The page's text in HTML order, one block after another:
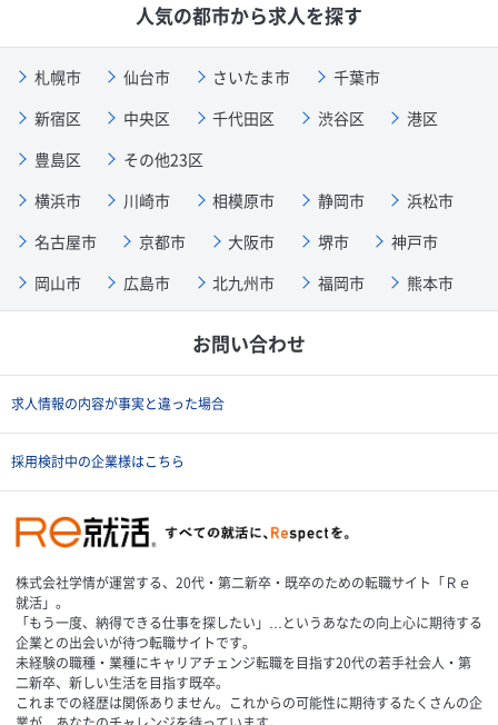
人気の都市から求人を探す
札幌市 仙台市 さいたま市
千葉市
新宿区
中央区 千代田区 渋谷区
港区
豊島区
その他23区
横浜市
川崎市 相模原市 静岡市
浜松市
名古屋市
京都市 大阪市 堺市
神戸市
岡山市
広島市 北九州市 福岡市 熊本市
お問い合わせ
求人情報の内容が事実と違った場合
採用検討中の企業様はこちら
株式会社学情が運営する、20代・第二新卒・既卒のための転職サイト「Ｒｅ
就活」。
「もう一度、納得できる仕事を探したい」…というあなたの向上心に期待する
企業との出会いが待つ転職サイトです。
未経験の職種・業種にキャリアチェンジ転職を目指す20代の若手社会人・第
二新卒、新しい生活を目指す既卒。
これまでの経歴は関係ありません。これからの可能性に期待するたくさんの企